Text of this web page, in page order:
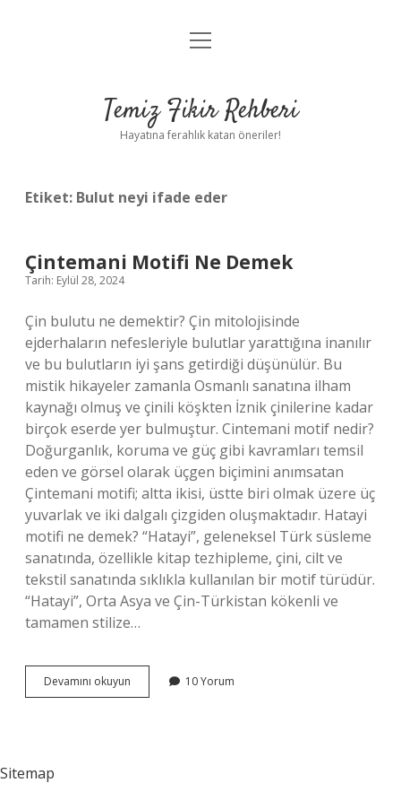
Anasayfa
Yasal Uyarı
menüyü
Temiz Fikir Rehberi
Hayatına ferahlık katan öneriler!
Etiket: Bulut neyi ifade eder
Çintemani Motifi Ne Demek
Tarih: Eylül 28, 2024
Çin bulutu ne demektir? Çin mitolojisinde
ejderhaların nefesleriyle bulutlar yarattığına inanılır
ve bu bulutların iyi şans getirdiği düşünülür. Bu
mistik hikayeler zamanla Osmanlı sanatına ilham
kaynağı olmuş ve çinili köşkten İznik çinilerine kadar
birçok eserde yer bulmuştur. Cintemani motif nedir?
Doğurganlık, koruma ve güç gibi kavramları temsil
eden ve görsel olarak üçgen biçimini anımsatan
Çintemani motifi; altta ikisi, üstte biri olmak üzere üç
yuvarlak ve iki dalgalı çizgiden oluşmaktadır. Hatayi
motifi ne demek? “Hatayi”, geleneksel Türk süsleme
sanatında, özellikle kitap tezhipleme, çini, cilt ve
tekstil sanatında sıklıkla kullanılan bir motif türüdür.
“Hatayi”, Orta Asya ve Çin-Türkistan kökenli ve
tamamen stilize…
Devamını okuyun Çintemani
Motifi
10 Yorum
Sitemap